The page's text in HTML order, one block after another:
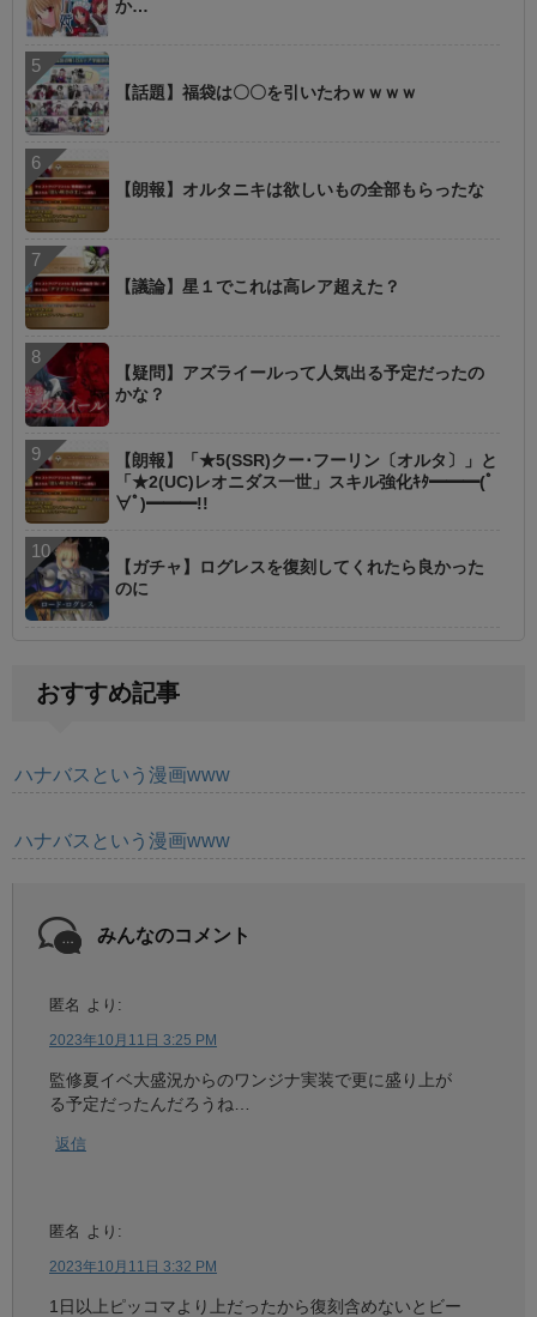
か…
【話題】福袋は〇〇を引いたわｗｗｗｗ
【朗報】オルタニキは欲しいもの全部もらったな
【議論】星１でこれは高レア超えた？
【疑問】アズライールって人気出る予定だったの
かな？
【朗報】「★5(SSR)クー･フーリン〔オルタ〕」と
「★2(UC)レオニダス一世」スキル強化ｷﾀ━━━(ﾟ
∀ﾟ)━━━!!
【ガチャ】ログレスを復刻してくれたら良かった
のに
おすすめ記事
ハナバスという漫画www
ハナバスという漫画www
みんなのコメント
匿名 より:
2023年10月11日 3:25 PM
監修夏イベ大盛況からのワンジナ実装で更に盛り上が
る予定だったんだろうね…
返信
匿名 より:
2023年10月11日 3:32 PM
1日以上ピッコマより上だったから復刻含めないとビー